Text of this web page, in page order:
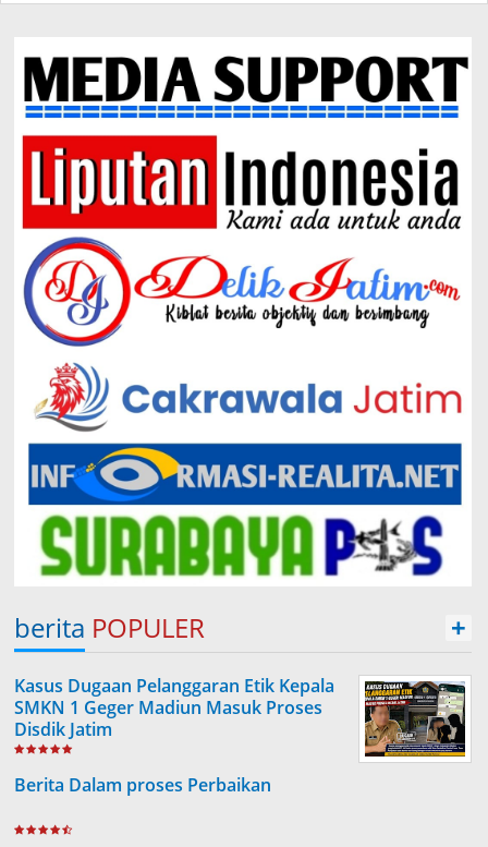
berita POPULER +
Kasus Dugaan Pelanggaran Etik Kepala
SMKN 1 Geger Madiun Masuk Proses
Disdik Jatim
Berita Dalam proses Perbaikan